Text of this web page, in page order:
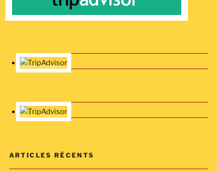
ARTICLES RÉCENTS